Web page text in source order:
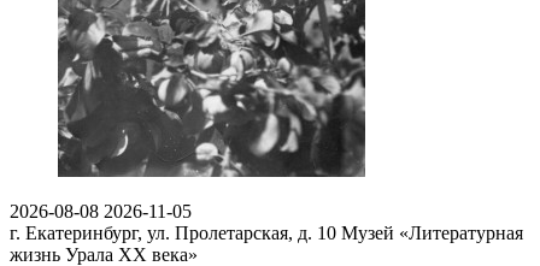
2026-08-08 2026-11-05
г. Екатеринбург, ул. Пролетарская, д. 10 Музей «Литературная
жизнь Урала ХХ века»